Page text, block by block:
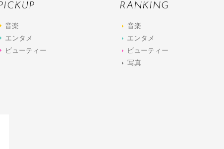
音楽
エンタメ
ビューティー
RANKING
音楽
エンタメ
ビューティー
写真